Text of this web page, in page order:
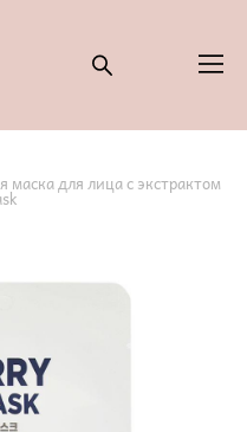
маска для лица с экстрактом